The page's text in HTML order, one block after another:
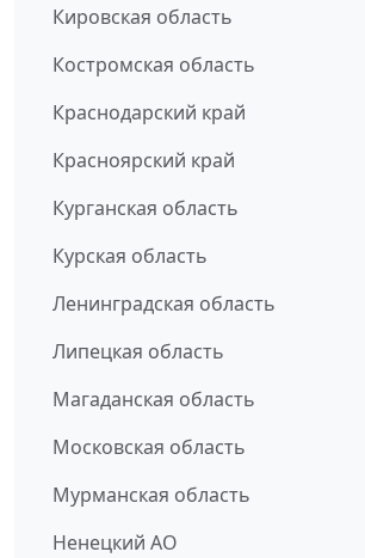
Кировская область
Костромская область
Краснодарский край
Красноярский край
Курганская область
Курская область
Ленинградская область
Липецкая область
Магаданская область
Московская область
Мурманская область
Ненецкий АО